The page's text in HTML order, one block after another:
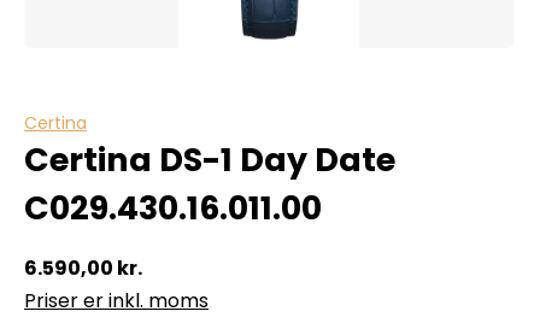
Certina
Certina DS-1 Day Date
C029.430.16.011.00
6.590,00 kr.
Priser er inkl. moms